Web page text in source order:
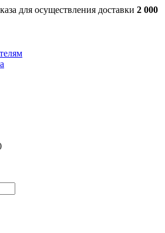
для осуществления доставки 2 000